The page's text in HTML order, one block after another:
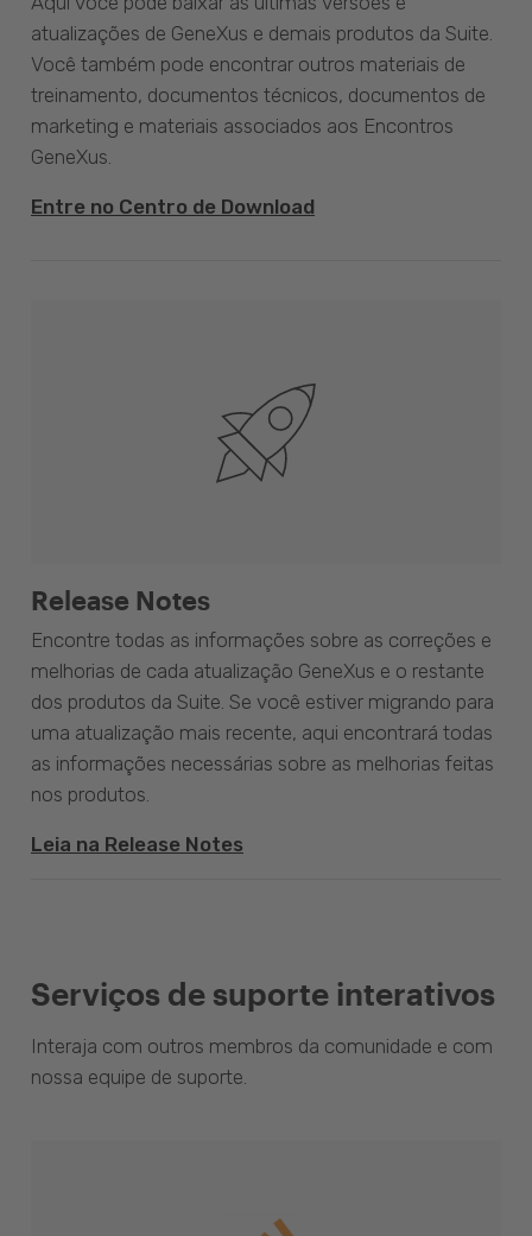
atualizações de GeneXus e demais produtos da Suite.
Você também pode encontrar outros materiais de
treinamento, documentos técnicos, documentos de
marketing e materiais associados aos Encontros
GeneXus.
Entre no Centro de Download
Release Notes
Encontre todas as informações sobre as correções e
melhorias de cada atualização GeneXus e o restante
dos produtos da Suite. Se você estiver migrando para
uma atualização mais recente, aqui encontrará todas
as informações necessárias sobre as melhorias feitas
nos produtos.
Leia na Release Notes
Serviços de suporte interativos
Interaja com outros membros da comunidade e com
nossa equipe de suporte.